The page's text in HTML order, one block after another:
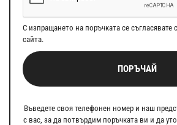
С изпращането на поръчката се съгласявате с
сайта.
ПОРЪЧАЙ
Въведете своя телефонен номер и наш
с вас, за да потвърдим поръчката ви и да